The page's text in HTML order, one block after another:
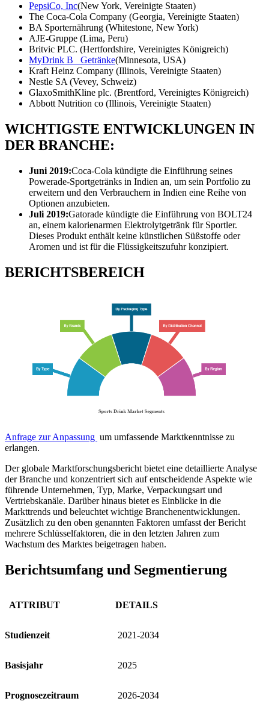
PepsiCo, Inc(New York, Vereinigte Staaten)
The Coca-Cola Company (Georgia, Vereinigte Staaten)
BA Sporternährung (Whitestone, New York)
AJE-Gruppe (Lima, Peru)
Britvic PLC. (Hertfordshire, Vereinigtes Königreich)
MyDrink B Getränke(Minnesota, USA)
Kraft Heinz Company (Illinois, Vereinigte Staaten)
Nestle SA (Vevey, Schweiz)
GlaxoSmithKline plc. (Brentford, Vereinigtes Königreich)
Abbott Nutrition co (Illinois, Vereinigte Staaten)
WICHTIGSTE ENTWICKLUNGEN IN
DER BRANCHE:
Juni 2019:Coca-Cola kündigte die Einführung seines
Powerade-Sportgetränks in Indien an, um sein Portfolio zu
erweitern und den Verbrauchern in Indien eine Reihe von
Optionen anzubieten.
Juli 2019:Gatorade kündigte die Einführung von BOLT24
an, einem kalorienarmen Elektrolytgetränk für Sportler.
Dieses Produkt enthält keine künstlichen Süßstoffe oder
Aromen und ist für die Flüssigkeitszufuhr konzipiert.
BERICHTSBEREICH
Anfrage zur Anpassung um umfassende Marktkenntnisse zu
erlangen.
Der globale Marktforschungsbericht bietet eine detaillierte Analyse
der Branche und konzentriert sich auf entscheidende Aspekte wie
führende Unternehmen, Typ, Marke, Verpackungsart und
Vertriebskanäle. Darüber hinaus bietet es Einblicke in die
Markttrends und beleuchtet wichtige Branchenentwicklungen.
Zusätzlich zu den oben genannten Faktoren umfasst der Bericht
mehrere Schlüsselfaktoren, die in den letzten Jahren zum
Wachstum des Marktes beigetragen haben.
Berichtsumfang und Segmentierung
ATTRIBUT DETAILS
Studienzeit 2021-2034
Basisjahr 2025
Prognosezeitraum 2026-2034